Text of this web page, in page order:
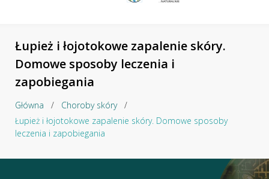
Łupież i łojotokowe zapalenie skóry.
Domowe sposoby leczenia i
zapobiegania
Główna / Choroby skóry
/
Łupież i łojotokowe zapalenie skóry. Domowe sposoby
leczenia i zapobiegania